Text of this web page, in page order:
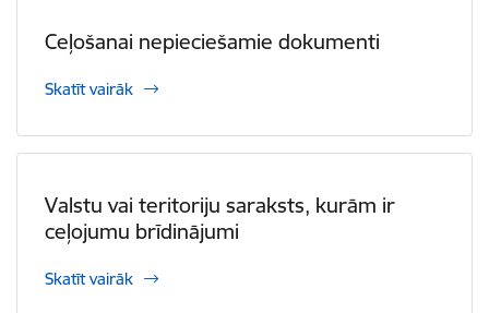
Ceļošanai nepieciešamie dokumenti
Skatīt vairāk
Valstu vai teritoriju saraksts, kurām ir
ceļojumu brīdinājumi
Skatīt vairāk